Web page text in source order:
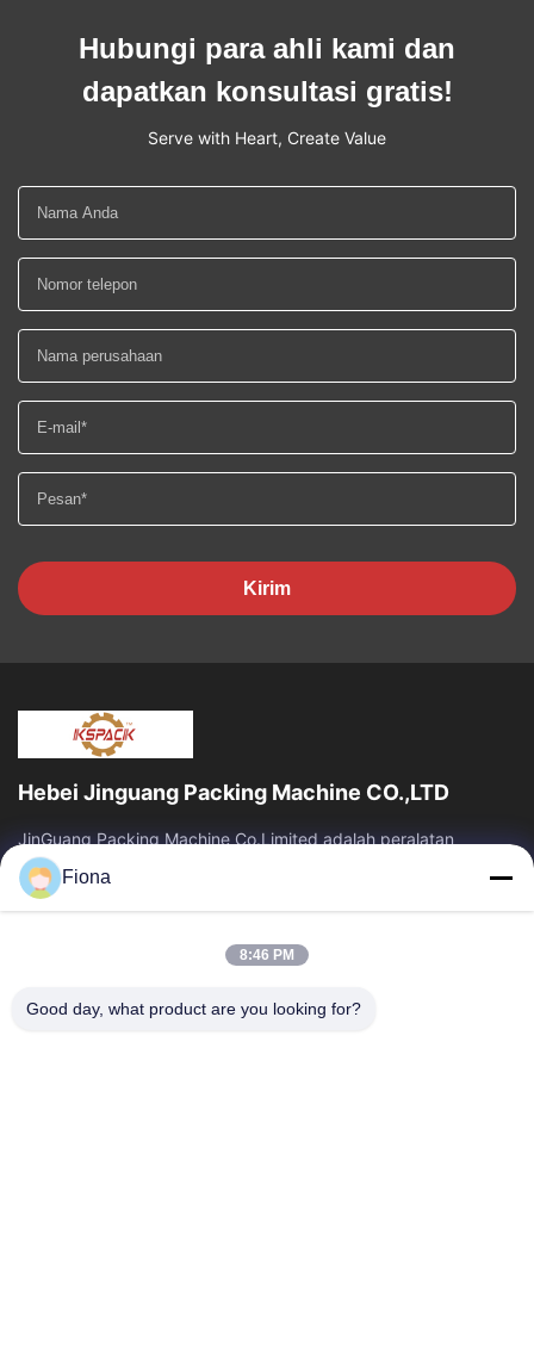
Hubungi para ahli kami dan
dapatkan konsultasi gratis!
Serve with Heart, Create Value
Kirim
Hebei Jinguang Packing Machine CO.,LTD
JinGuang Packing Machine Co.Limited adalah peralatan
pencetakan karton bergelombang profesional dan mesin terkait
untuk produksi karton selama...
Tautan Cepat
Produk
Tentang Kami
Tur Pabrik
Fiona
8:46 PM
Good day, what product are you looking for?